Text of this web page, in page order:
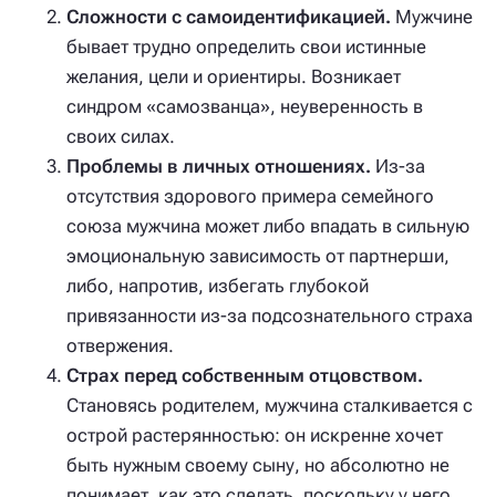
Сложности с самоидентификацией. Мужчине
бывает трудно определить свои истинные
желания, цели и ориентиры. Возникает
синдром «самозванца», неуверенность в
своих силах.
Проблемы в личных отношениях. Из-за
отсутствия здорового примера семейного
союза мужчина может либо впадать в сильную
эмоциональную зависимость от партнерши,
либо, напротив, избегать глубокой
привязанности из-за подсознательного страха
отвержения.
Страх перед собственным отцовством.
Становясь родителем, мужчина сталкивается с
острой растерянностью: он искренне хочет
быть нужным своему сыну, но абсолютно не